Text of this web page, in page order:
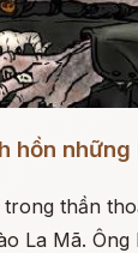
hồn những
thần
La Mã. Ông